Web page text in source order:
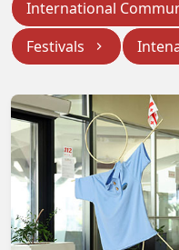
International
Festivals